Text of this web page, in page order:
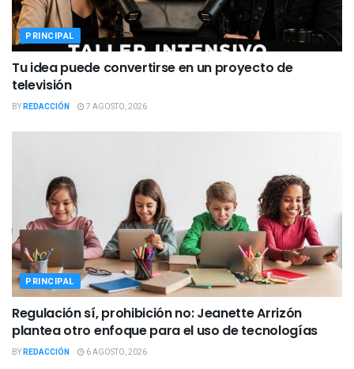
PRINCIPAL
Tu idea puede convertirse en un proyecto de
televisión
BYREDACCIÓN 7 AGOSTO, 2026
PRINCIPAL
Regulación sí, prohibición no: Jeanette Arrizón
plantea otro enfoque para el uso de tecnologías
BYREDACCIÓN 6 AGOSTO, 2026